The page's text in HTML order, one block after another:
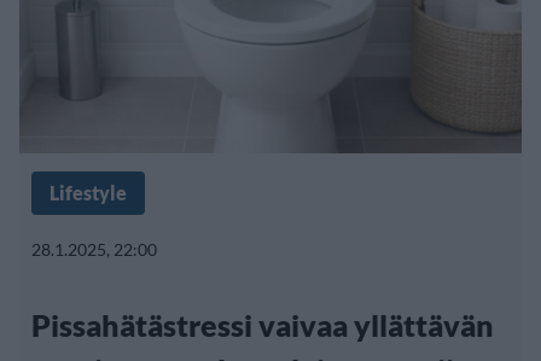
Lifestyle
28.1.2025, 22:00
Pissahätästressi vaivaa yllättävän